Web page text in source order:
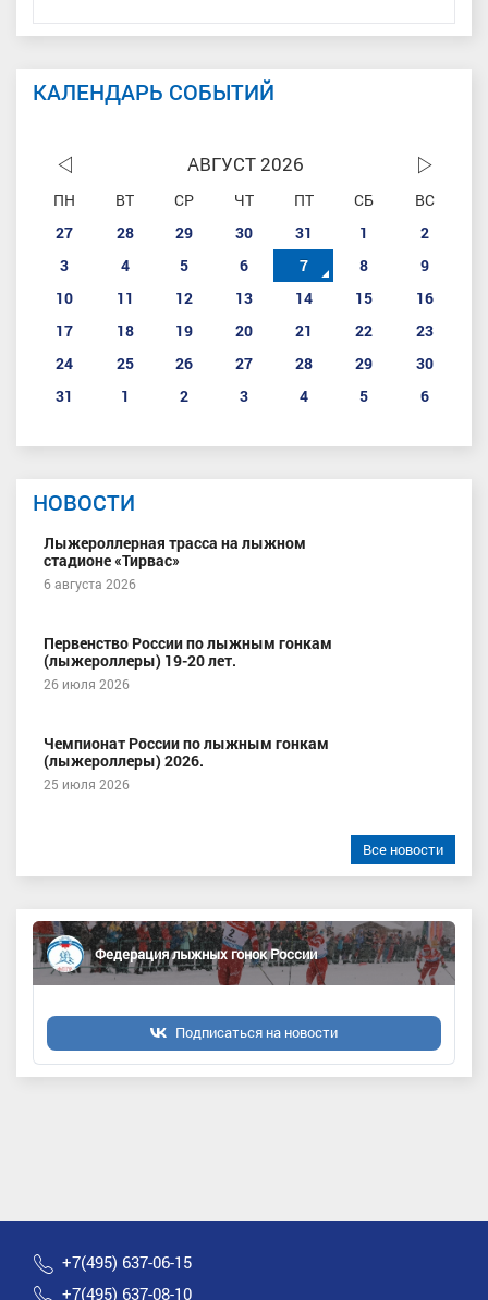
КАЛЕНДАРЬ СОБЫТИЙ
АВГУСТ 2026
ПН ВТ СР ЧТ ПТ СБ
ВС
27
28 29 30 31 1
2
3
4 5 6 7 8
9
10
11 12 13 14 15
16
17
18 19 20 21 22
23
24
25 26 27 28 29
30
31
1 2 3 4 5 6
НОВОСТИ
Лыжероллерная трасса на лыжном
стадионе «Тирвас»
6 августа 2026
Первенство России по лыжным гонкам
(лыжероллеры) 19-20 лет.
26 июля 2026
Чемпионат России по лыжным гонкам
(лыжероллеры) 2026.
25 июля 2026
Все новости
Федерация лыжных гонок России
Подписаться на новости
+7(495) 637-06-15
+7(495) 637-08-10